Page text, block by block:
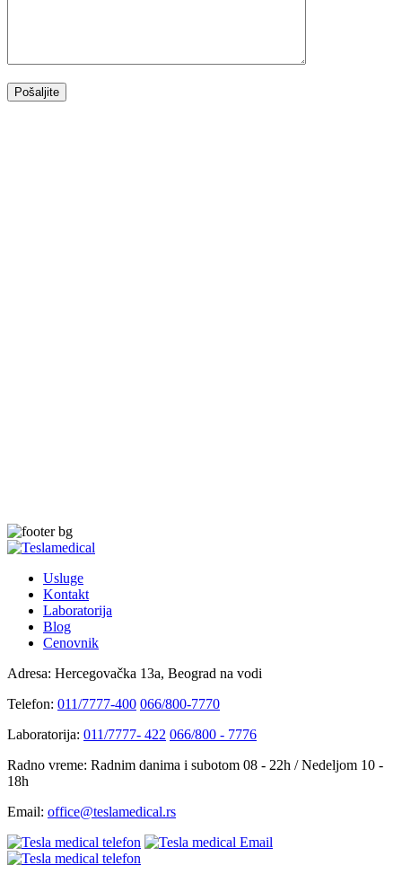
Usluge
Kontakt
Laboratorija
Blog
Cenovnik
Adresa: Hercegovačka 13a, Beograd na vodi
Telefon: 011/7777-400 066/800-7770
Laboratorija: 011/7777- 422 066/800 - 7776
Radno vreme: Radnim danima i subotom 08 - 22h / Nedeljom 10 -
18h
Email: office@teslamedical.rs